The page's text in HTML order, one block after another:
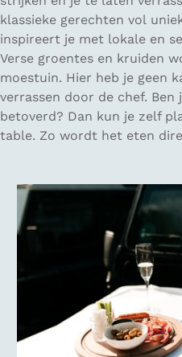
klassieke gerechten vol
inspireert je met lokale en
Verse groentes en kruiden
moestuin. Hier heb je geen
verrassen door de chef. Ben
betoverd? Dan kun je zelf
table. Zo wordt het eten